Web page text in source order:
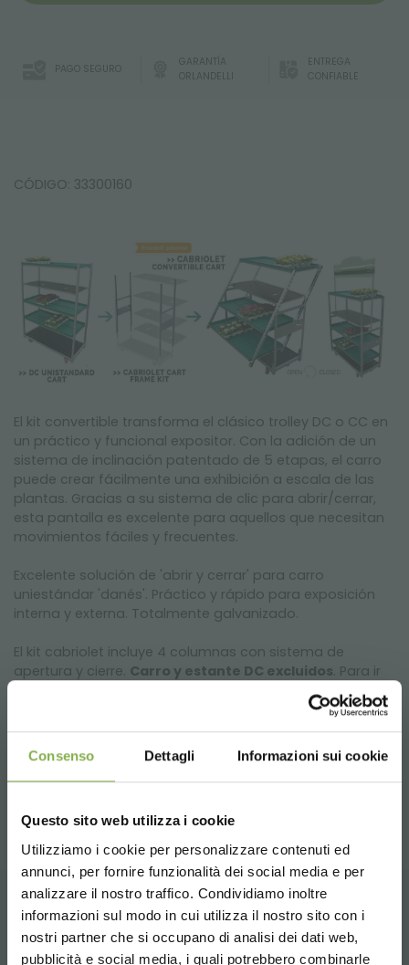
Consenso Dettagli Informazioni sui cookie
Questo sito web utilizza i cookie
Utilizziamo i cookie per personalizzare contenuti ed
annunci, per fornire funzionalità dei social media e per
analizzare il nostro traffico. Condividiamo inoltre
informazioni sul modo in cui utilizza il nostro sito con i
nostri partner che si occupano di analisi dei dati web,
pubblicità e social media, i quali potrebbero combinarle
PAGO SEGURO
GARANTÍA
ORLANDELLI
ENTREGA
CONFIABLE
CÓDIGO: 33300160
El kit convertible transforma el clásico trolley DC o CC en
un práctico y funcional expositor. Con la adición de un
sistema de inclinación patentado de 5 etapas, el carro
puede crear fácilmente una exhibición a escala de las
plantas. Gracias a su sistema de clic para abrir/cerrar,
esta pantalla es excelente para aquellos que necesitan
movimientos fáciles y frecuentes.
Excelente solución de 'abrir y cerrar' para carro
uniestándar 'danés'. Práctico y rápido para exposición
interna y externa. Totalmente galvanizado.
El kit cabriolet incluye 4 columnas con sistema de
apertura y cierre. Carro y estante DC excluidos. Para ir
al carro DC cabriolet completo con base y estantes
L 565 H 1525 mm
Peso: Kg. 25,50 - Volumen: m³ 0,13
PRODUCTOS RELACIONADOS
DESCARGAR